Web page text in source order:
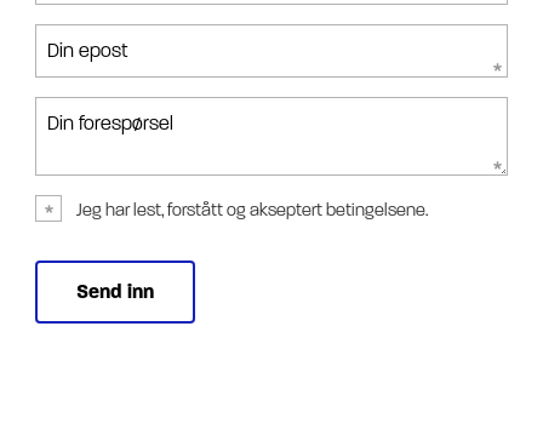
Din epost
Din forespørsel
Jeg har lest, forstått og akseptert betingelsene.